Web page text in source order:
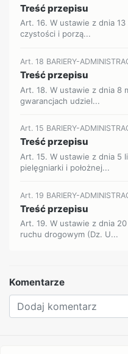
Treść przepisu
Art. 16. W ustawie z dnia
czystości i porzą...
Art. 18 BARIERY-
Treść przepisu
Art. 18. W ustawie z dnia 8
gwarancjach udziel...
Art. 15 BARIERY-
Treść przepisu
Art. 15. W ustawie z dnia 5
pielęgniarki i położnej...
Art. 19 BARIERY-
Treść przepisu
Art. 19. W ustawie z dnia
ruchu drogowym (Dz. U...
Komentarze